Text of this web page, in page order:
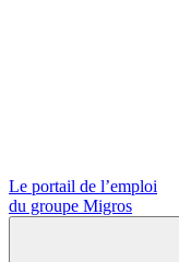
Le portail de l’emploi
du groupe Migros